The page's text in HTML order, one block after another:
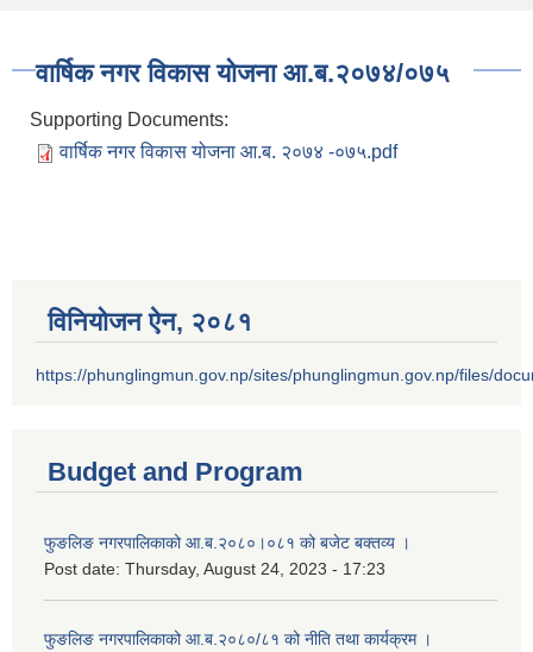
वार्षिक नगर विकास योजना आ.ब.२०७४/०७५
Supporting Documents:
वार्षिक नगर विकास योजना आ.ब. २०७४ -०७५.pdf
विनियोजन ऐन‚ २०८१
https://phunglingmun.gov.np/sites/phunglingmun.gov.np/files/
Budget and Program
फुङलिङ नगरपालिकाको आ.ब.२०८०।०८१ को बजेट बक्तव्य ।
Post date: Thursday, August 24, 2023 - 17:23
फुङलिङ नगरपालिकाको आ.ब.२०८०/८१ को नीति तथा कार्यक्रम ।